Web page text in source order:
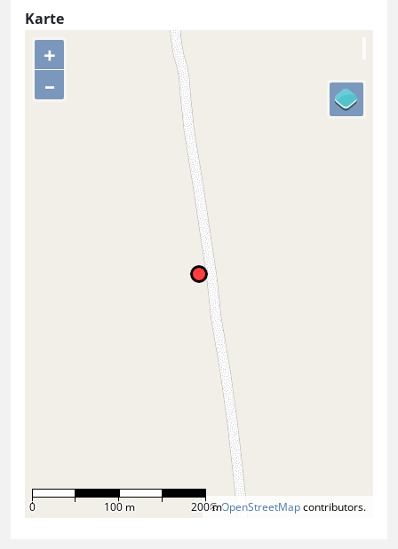
Karte
+
–
©OpenStreetMapcontributors.
0 100 m 200 m